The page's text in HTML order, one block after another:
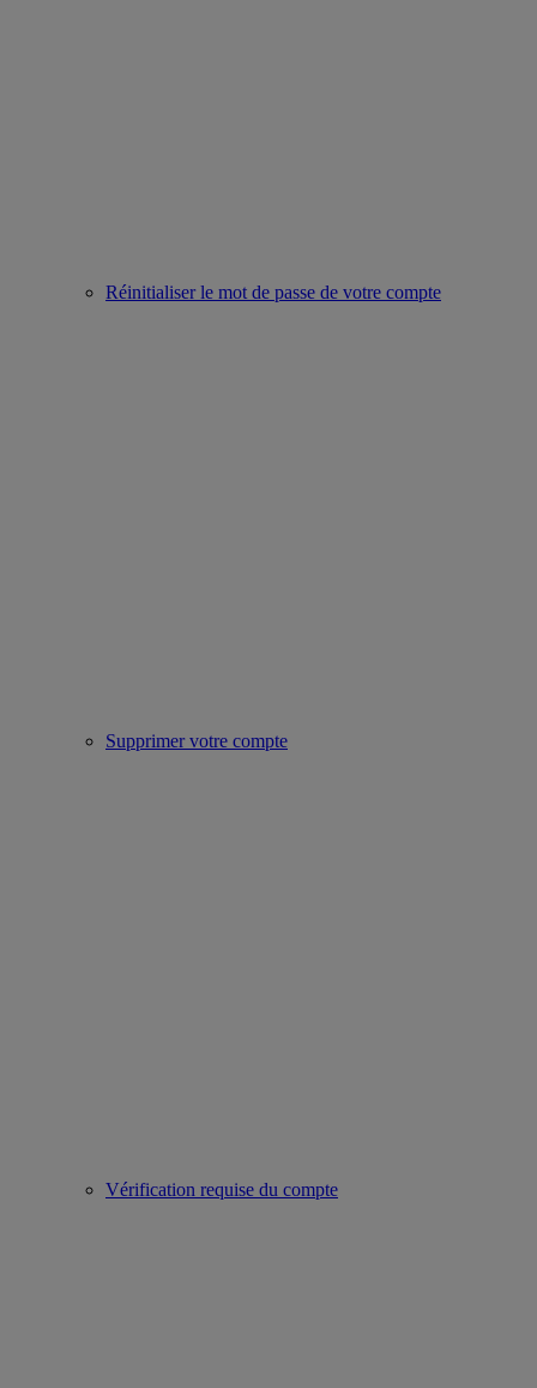
Réinitialiser le mot de passe de votre compte
Supprimer votre compte
Vérification requise du compte